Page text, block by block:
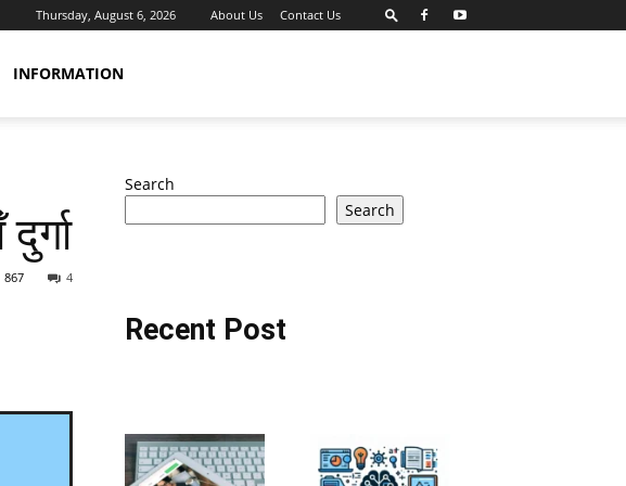
Thursday, August 6, 2026 About Us Contact Us
INFORMATION
4
867
Search
Search
Recent Post